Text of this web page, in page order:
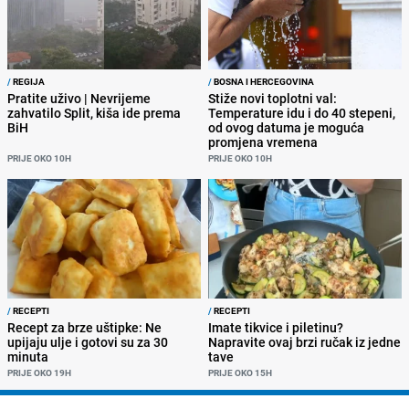
/REGIJA
Pratite uživo | Nevrijeme
zahvatilo Split, kiša ide prema
BiH
PRIJE OKO 10H
/BOSNA I HERCEGOVINA
Stiže novi toplotni val:
Temperature idu i do 40 stepeni,
od ovog datuma je moguća
promjena vremena
PRIJE OKO 10H
/RECEPTI
Recept za brze uštipke: Ne
upijaju ulje i gotovi su za 30
minuta
PRIJE OKO 19H
/RECEPTI
Imate tikvice i piletinu?
Napravite ovaj brzi ručak iz jedne
tave
PRIJE OKO 15H